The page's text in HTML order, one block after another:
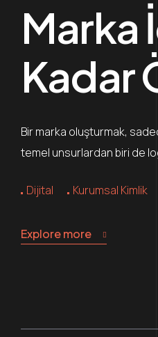
Marka
Kadar
Bir marka oluşturmak,
temel unsurlardan biri de
Dijital Kurumsal Kimlik
Explore more